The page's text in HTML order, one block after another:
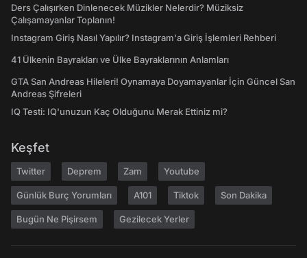
Ders Çalışırken Dinlenecek Müzikler Nelerdir? Müziksiz
Çalışamayanlar Toplanın!
Instagram Giriş Nasıl Yapılır? Instagram'a Giriş İşlemleri Rehberi
41 Ülkenin Bayrakları ve Ülke Bayraklarının Anlamları
GTA San Andreas Hileleri! Oynamaya Doyamayanlar İçin Güncel San
Andreas Şifreleri
IQ Testi: IQ'unuzun Kaç Olduğunu Merak Ettiniz mi?
Keşfet
Twitter Deprem Zam Youtube
Günlük Burç Yorumları A101 Tiktok Son Dakika
Bugün Ne Pişirsem Gezilecek Yerler